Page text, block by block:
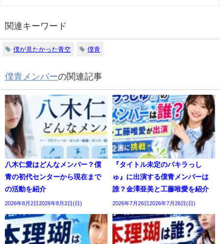
関連キーワード
僕が見たかった青空 僕青
僕青メンバーの関連記事
八木仁愛はどんなメンバー？僕
青の初代センターから現在まで
の活動を紹介
2026年8月2日2026年8月2日(日)
『タイトル未定のパキラっし
ゅ』に出演する僕青メンバーは
誰？金澤亜美と工藤唯愛を紹介
2026年7月26日2026年7月26日(日)